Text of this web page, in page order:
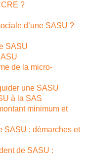
?
d’une SASU ?
SASU
de la micro-
une SASU
à la SAS
minimum et
SASU : démarches et
de SASU :